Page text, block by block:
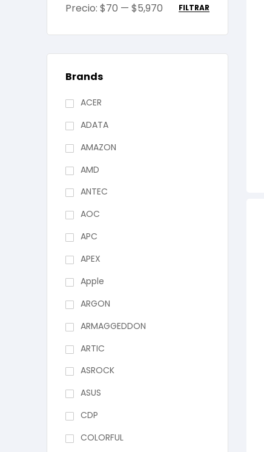
FILTRAR
Precio: $70 — $5,970
Brands
ACER
ADATA
AMAZON
AMD
ANTEC
AOC
APC
APEX
Apple
ARGON
ARMAGGEDDON
ARTIC
ASROCK
ASUS
CDP
COLORFUL